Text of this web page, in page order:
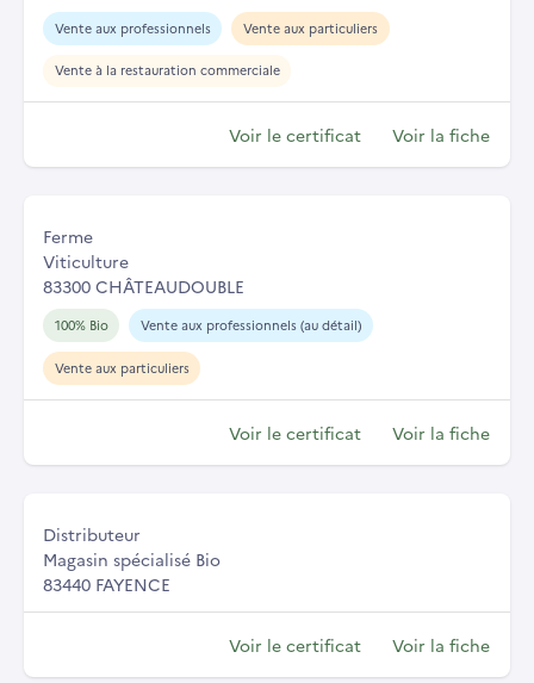
Vente aux professionnels Vente aux particuliers
Vente à la restauration commerciale
Voir le certificat Voir la fiche
Ferme
Viticulture
83300 CHÂTEAUDOUBLE
100% Bio Vente aux professionnels (au détail)
Vente aux particuliers
Voir le certificat Voir la fiche
Distributeur
Magasin spécialisé Bio
83440 FAYENCE
Voir le certificat Voir la fiche